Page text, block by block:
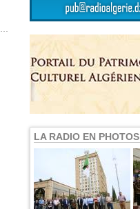
LA RADIO EN PHOTOS